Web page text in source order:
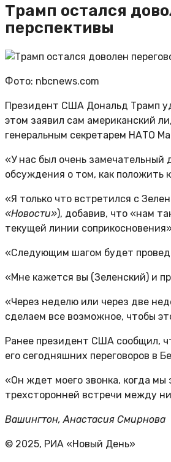
Трамп остался
перспективы
Фото: nbcnews.com
Президент США Дональд Трамп
этом заявил сам американский
генеральным секретарем НАТО
«У нас был очень
обсуждения о том, как положить
«Я только что встретился с
«Новости»), добавив, что «нам
текущей линии
«Следующим шагом будет
«Мне кажется вы (Зеленский) и
«Через неделю или через две
сделаем все возможное, чтобы
Ранее президент США сообщил,
его сегодняшних переговоров в
«Он ждет моего звонка, когда мы
трехсторонней встречи между
Вашингтон, Анастасия Смирнова
© 2025, РИА «Новый День»